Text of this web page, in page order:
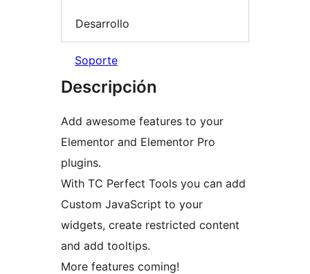
Desarrollo
Soporte
Descripción
Add awesome features to your
Elementor and Elementor Pro
plugins.
With TC Perfect Tools you can add
Custom JavaScript to your
widgets, create restricted content
and add tooltips.
More features coming!